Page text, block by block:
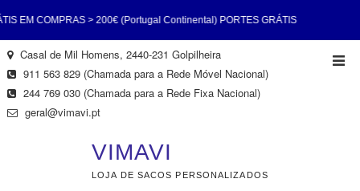
EM COMPRAS > 200€ (Portugal Continental) PORTES GRÁTIS
(Portugal Continental) PORTES GRÁTIS EM COMPRAS >
PORTES GRÁTIS EM COMPRAS > 200€ (Portugal
EM COMPRAS > 200€ (Portugal Continental) PORTES GRÁTIS
Skip
to
content
Casal de Mil Homens, 2440-231 Golpilheira
911 563 829 (Chamada para a Rede Móvel Nacional)
244 769 030 (Chamada para a Rede Fixa Nacional)
geral@vimavi.pt
VIMAVI
LOJA DE SACOS PERSONALIZADOS